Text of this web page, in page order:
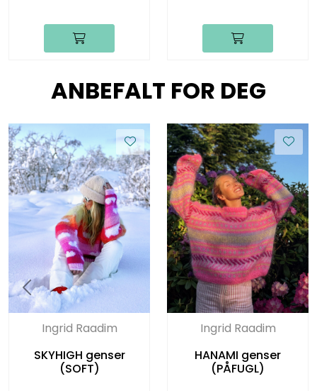
ANBEFALT FOR DEG
Ingrid Raadim
SKYHIGH genser
(SOFT)
Ingrid Raadim
HANAMI genser
(PÅFUGL)